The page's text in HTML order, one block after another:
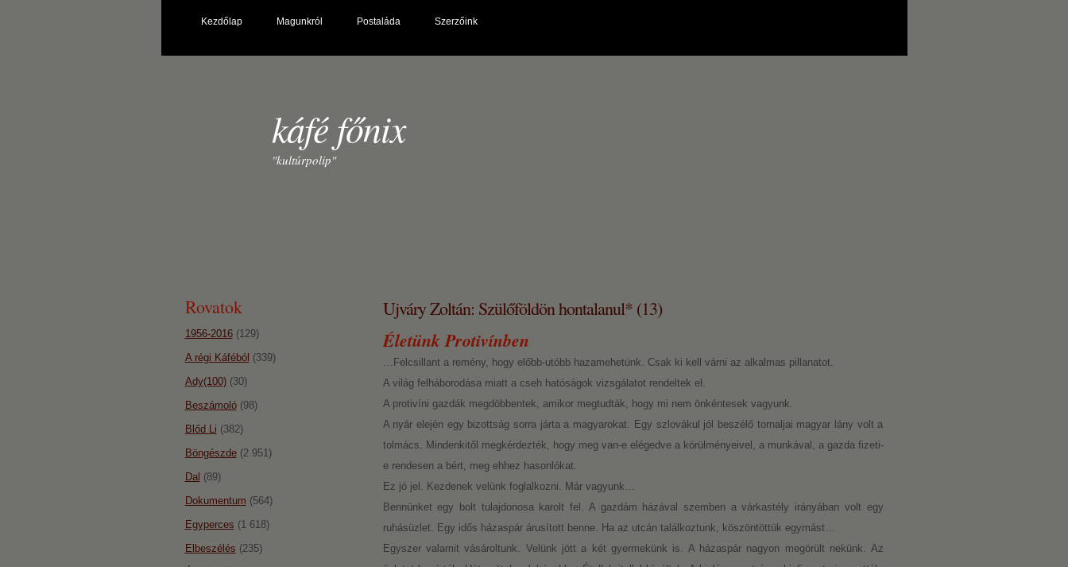
Kezdőlap Magunkról Postaláda Szerzőink
káfé főnix
"kultúrpolip"
Ujváry Zoltán: Szülőföldön hontalanul* (13)
Életünk Protivínben
…Felcsillant a remény, hogy előbb-utóbb hazamehetünk. Csak ki kell várni az alkalmas pillanatot.
A világ felháborodása miatt a cseh hatóságok vizsgálatot rendeltek el.
A protivíni gazdák megdöbbentek, amikor megtudták, hogy mi nem önkéntesek vagyunk.
A nyár elején egy bizottság sorra járta a magyarokat. Egy szlovákul jól beszélő tornaljai magyar lány volt a
tolmács. Mindenkitől megkérdezték, hogy meg van-e elégedve a körülményeivel, a munkával, a gazda fizeti-
e rendesen a bért, meg ehhez hasonlókat.
Ez jó jel. Kezdenek velünk foglalkozni. Már vagyunk…
Bennünket egy bolt tulajdonosa karolt fel. A gazdám házával szemben a várkastély irányában volt egy
ruhásüzlet. Egy idős házaspár árusított benne. Ha az utcán találkoztunk, köszöntöttük egymást…
Egyszer valamit vásároltunk. Velünk jött a két gyermekünk is. A házaspár nagyon megörült nekünk. Az
Rovatok
1956-2016(129)
A régi Káféból (339)
Ady(100)(30)
Beszámoló(98)
Blőd Li (382)
Böngészde(2 951)
Dal (89)
Dokumentum (564)
Egyperces (1 618)
Elbeszélés (235)